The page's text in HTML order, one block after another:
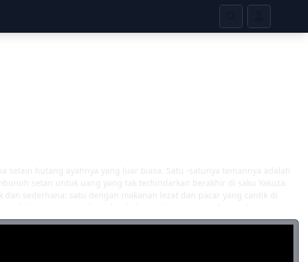
hutang ayahnya yang luar biasa. Satu -satunya temannya adalah
setan untuk uang yang tak terhindarkan berakhir di saku Yakuza.
sederhana: satu dengan makanan lezat dan pacar yang cantik di
kematian yang brutal, sebelum waktunya, menghancurkan semua
lama memungkinkan Pochita untuk bergabung dengan Denji yang